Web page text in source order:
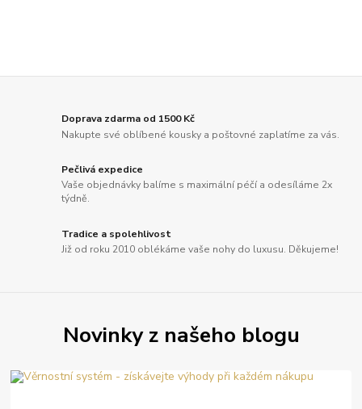
Doprava zdarma od 1500 Kč
Nakupte své oblíbené kousky a poštovné zaplatíme za vás.
Pečlivá expedice
Vaše objednávky balíme s maximální péčí a odesíláme 2x
týdně.
Tradice a spolehlivost
Již od roku 2010 oblékáme vaše nohy do luxusu. Děkujeme!
Novinky z našeho blogu